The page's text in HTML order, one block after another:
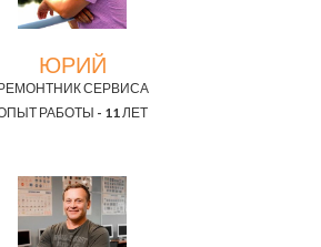
ЮРИЙ
СЕРВИСА
РАБОТЫ - 11 ЛЕТ